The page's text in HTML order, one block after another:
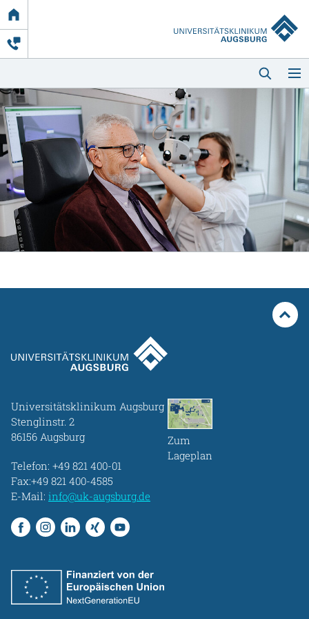
Link
zur
Startseite
Startseite
Kliniken & Einrichtungen
Über uns
Notaufnahme
Anreise
Universitätsklinikum Augsburg
Stenglinstr. 2
86156 Augsburg
Telefon: +49 821 400-01
Fax:+49 821 400-4585
E-Mail: info@uk-augsburg.de
Zum
Lageplan